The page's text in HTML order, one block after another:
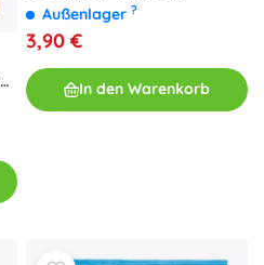
Außenlager ?
3,90 €
In den Warenkorb